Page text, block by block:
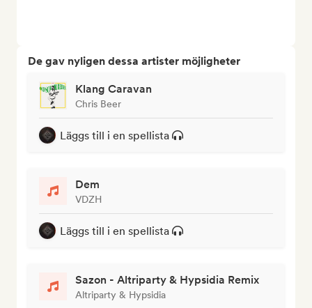
De gav nyligen dessa artister möjligheter
Klang Caravan
Chris Beer
Läggs till i en spellista
Dem
VDZH
Läggs till i en spellista
Sazon - Altriparty & Hypsidia Remix
Altriparty & Hypsidia